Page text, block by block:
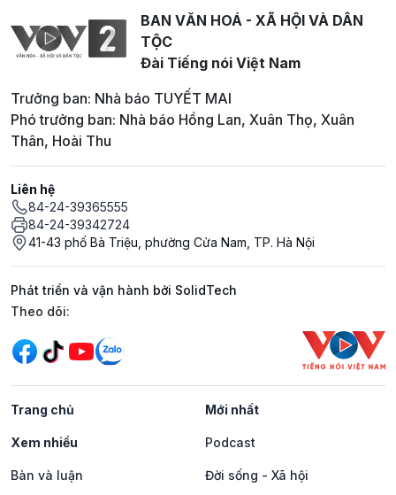
BAN VĂN HOÁ - XÃ HỘI VÀ DÂN
TỘC
Đài Tiếng nói Việt Nam
Trưởng ban: Nhà báo TUYẾT MAI
Phó trưởng ban: Nhà báo Hồng Lan, Xuân Thọ, Xuân
Thân, Hoài Thu
Liên hệ
84-24-39365555
84-24-39342724
41-43 phố Bà Triệu, phường Cửa Nam, TP. Hà Nội
Phát triển và vận hành bởi SolidTech
Mạng xã hội
Theo dõi:
Trang chủ Mới nhất
Xem nhiều Podcast
Bàn và luận Đời sống - Xã hội